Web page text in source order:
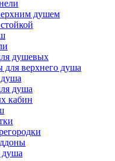
душем
душевых
верхнего душа
душа
кабин
душа